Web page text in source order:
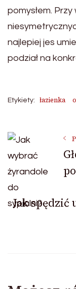
pomysłem.
najlepiej jes
podział na
Etykiety: łazienka
wpisu
Jak spędzić